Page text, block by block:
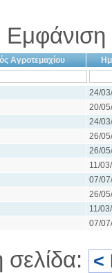
Αγροτεμαχίου
24/
20/
24/
26/
26/
11/
07/
26/
11/
07/
<